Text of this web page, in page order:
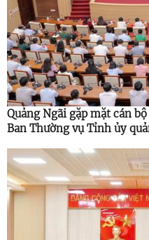
Quảng Ngãi gặp mặt cán
Ban Thường vụ Tỉnh ủy